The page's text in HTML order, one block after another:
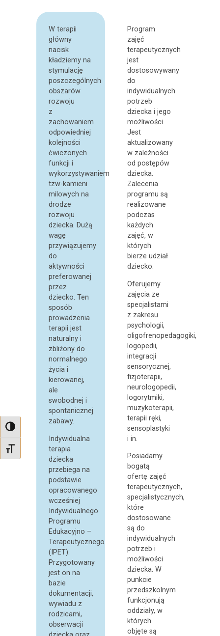
Przełącz na wysoki kontrast
Zmień rozmiar czcionek
W terapii
główny
nacisk
kładziemy na
stymulację
poszczególnych
obszarów
rozwoju
z
zachowaniem
odpowiedniej
kolejności
ćwiczonych
funkcji i
wykorzystywaniem
tzw-kamieni
milowych na
drodze
rozwoju
dziecka. Dużą
wagę
przywiązujemy
do
aktywności
preferowanej
przez
dziecko. Ten
sposób
prowadzenia
terapii jest
naturalny i
zbliżony do
normalnego
życia i
kierowanej,
ale
swobodnej i
spontanicznej
zabawy.
Indywidualna
terapia
dziecka
przebiega na
podstawie
opracowanego
wcześniej
Indywidualnego
Programu
Edukacyjno –
Terapeutycznego
(IPET).
Przygotowany
jest on na
bazie
dokumentacji,
wywiadu z
rodzicami,
obserwacji
Program
zajęć
terapeutycznych
jest
dostosowywany
do
indywidualnych
potrzeb
dziecka i jego
możliwości.
Jest
aktualizowany
w zależności
od postępów
dziecka.
Zalecenia
programu są
realizowane
podczas
każdych
zajęć, w
których
bierze udział
dziecko.
Oferujemy
zajęcia ze
specjalistami
z zakresu
psychologii,
oligofrenopedagogiki,
logopedii,
integracji
sensorycznej,
fizjoterapii,
neurologopedii,
logorytmiki,
muzykoterapii,
terapii ręki,
sensoplastyki
i in.
Posiadamy
bogatą
ofertę zajęć
terapeutycznych,
specjalistycznych,
które
dostosowane
są do
indywidualnych
potrzeb i
możliwości
dziecka. W
punkcie
przedszkolnym
funkcjonują
oddziały, w
których
objęte są